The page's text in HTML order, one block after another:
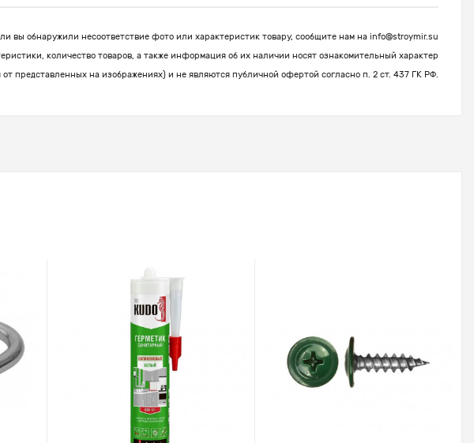
вы обнаружили несоответствие фото или характеристик товару, сообщите нам на info@stroymir.su
количество товаров, а также информация об их наличии носят ознакомительный характер
от представленных на изображениях) и не являются публичной офертой согласно п. 2 ст. 437 ГК РФ.